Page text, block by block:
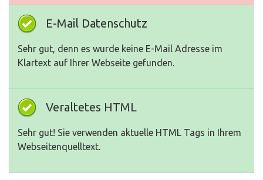
E-Mail Datenschutz
Sehr gut, denn es wurde keine E-Mail Adresse im
Klartext auf Ihrer Webseite gefunden.
Veraltetes HTML
Sehr gut! Sie verwenden aktuelle HTML Tags in Ihrem
Webseitenquelltext.